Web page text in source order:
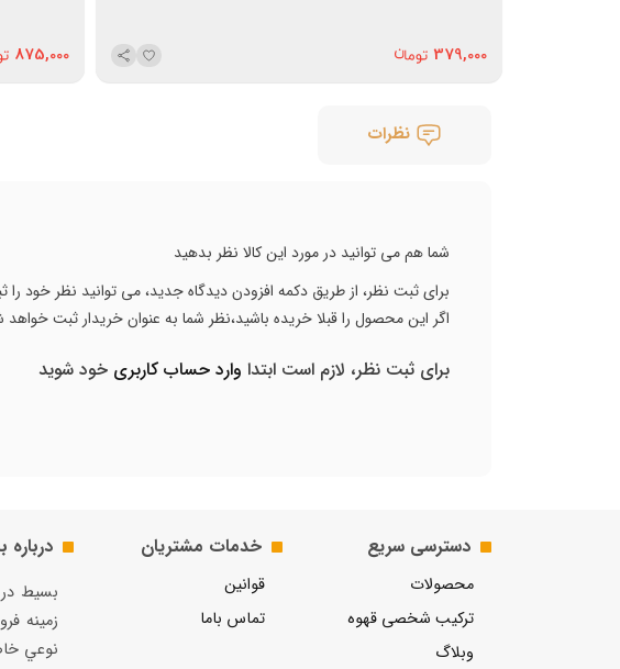
379,000
875,000
نظرات
شما هم می توانید در مورد این کالا نظر بدهید
برای ثبت نظر، از طریق دکمه افزودن دیدگاه جدید، می توانید نظر خود را
اگر این محصول را قبلا خریده باشید،نظر شما به عنوان خریدار ثبت
برای ثبت نظر، لازم است ابتدا وارد حساب کاربری خود شوید
دسترسی سریع
محصولات
ترکیب شخصی قهوه
وبلاگ
خدمات مشتریان
قوانین
تماس باما
زمينه
نوعي